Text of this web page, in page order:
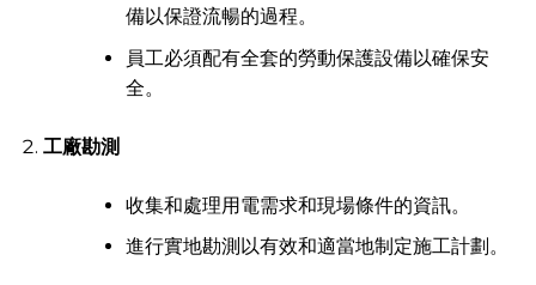
備以保證流暢的過程。
員工必須配有全套的勞動保護設備以確保安
全。
工廠勘測
收集和處理用電需求和現場條件的資訊。
進行實地勘測以有效和適當地制定施工計劃。